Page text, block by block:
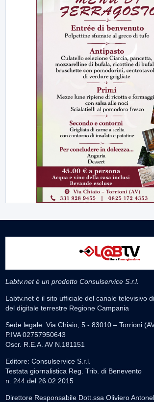
Labtv.net è un prodotto Consulservice S.r.l.
Labtv.net è il sito ufficiale del canale televisivo
del digitale terrestre Regione Campania
Sede legale: Via Chiaio, 5 - 83010 – Torrioni
P.IVA 02757950643
Oscr. R.E.A. AV N.181151
Editore: Consulservice S.r.l.
Testata giornalistica Reg. Trib. di Benevento
n. 244 del 26.02.2015
Direttore Responsabile Dott.ssa Oliviero